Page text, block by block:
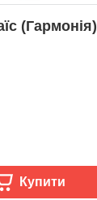
(Гармонія)
Купити